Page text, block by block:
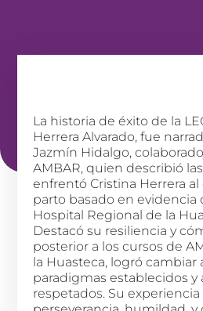
La historia de éxito de la
Herrera Alvarado, fue
Jazmín Hidalgo,
AMBAR, quien describió
enfrentó Cristina Herrera
parto basado en evidencia
Hospital Regional de la
Destacó su resiliencia y
posterior a los cursos de
la Huasteca, logró cambiar
paradigmas establecidos y
respetados. Su